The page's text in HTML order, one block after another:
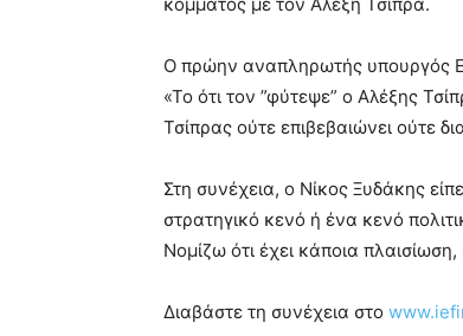
Ο πρώην αναπληρωτής υπουργός
«Το ότι τον ”φύτεψε” ο Αλέξης
Τσίπρας ούτε επιβεβαιώνει ούτε
Στη συνέχεια, ο Νίκος Ξυδάκης
στρατηγικό κενό ή ένα κενό
Νομίζω ότι έχει κάποια
Διαβάστε τη συνέχεια στο